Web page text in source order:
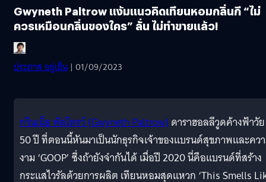
Gwyneth Paltrow แง้มแนวคิดเทียนหอมกลิ่นกี “ไม่
ควรเหมือนกลิ่นของใคร” ลั่น ไม่ทำขายแล้ว!
ประภาส อยู่เย็น | 01/09/2023
กวินเน็ธ พัลโทรว์ (Gwyneth Paltrow)ดาราฮอลลีวูดค้างฟ้าวัย
50 ปี ที่ตอนนี้หันมาเป็นนักธุรกิจเจ้าของแบรนด์สุขภาพและคว
งาม ‘GOOP’ ซึ่งถ้ายังจำกันได้ เมื่อปี 2020 นี่คือแบรนด์ที่สร้าง
กระแสไวรัลด้วยการผลิต เทียนหอมสุดแหวก ‘This Smells